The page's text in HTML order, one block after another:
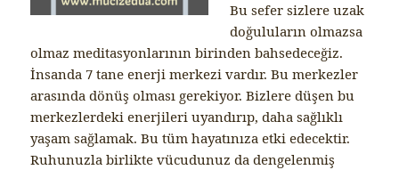
Bu sefer sizlere uzak
doğuluların olmazsa
olmaz meditasyonlarının birinden bahsedeceğiz.
İnsanda 7 tane enerji merkezi vardır. Bu merkezler
arasında dönüş olması gerekiyor. Bizlere düşen bu
merkezlerdeki enerjileri uyandırıp, daha sağlıklı
yaşam sağlamak. Bu tüm hayatınıza etki edecektir.
Ruhunuzla birlikte vücudunuz da dengelenmiş